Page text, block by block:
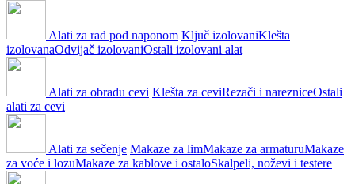
Alati za rad pod naponom Ključ izolovaniKlešta
izolovanaOdvijač izolovaniOstali izolovani alat
Alati za obradu cevi Klešta za ceviRezači i narezniceOstali
alati za cevi
Alati za sečenje Makaze za limMakaze za armaturuMakaze
za voće i lozuMakaze za kablove i ostaloSkalpeli, noževi i testere